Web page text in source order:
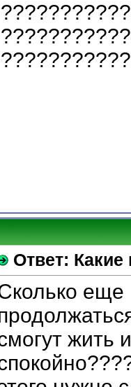
Ответ:
еще
жить